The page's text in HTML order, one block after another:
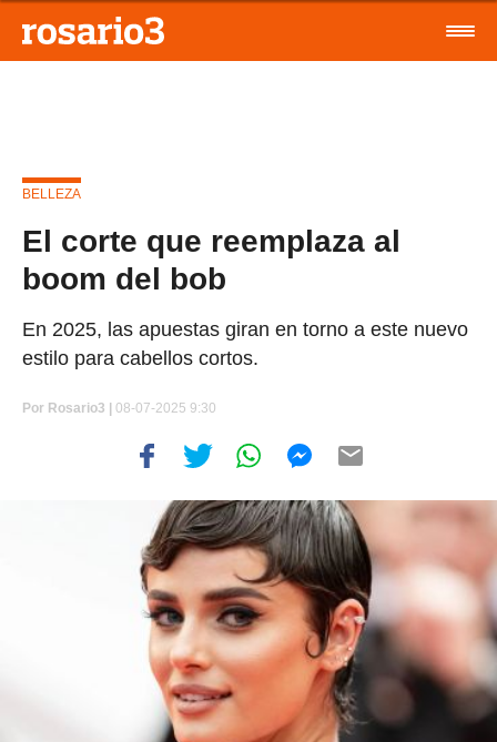
BELLEZA
El corte que reemplaza al
boom del bob
En 2025, las apuestas giran en torno a este nuevo
estilo para cabellos cortos.
Por Rosario3 | 08-07-2025 9:30